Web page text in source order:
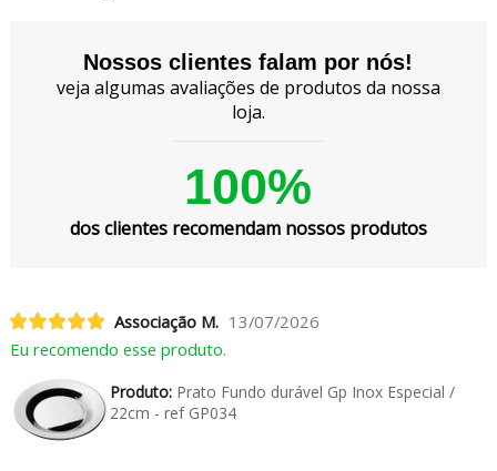
Nossos clientes falam por nós!
veja algumas avaliações de produtos da nossa
loja.
100%
dos clientes recomendam nossos produtos
Associação M. 13/07/2026
Eu recomendo esse produto.
Produto:Prato Fundo durável Gp Inox Especial /
22cm - ref GP034